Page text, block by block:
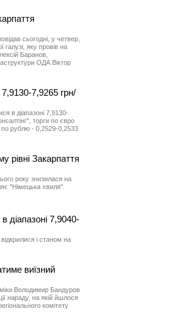
сьогодні, у четвер,
галузі, яку провів на
Баранов,
ОДА Віктор
7,9265 грн/
в діапазоні 7,9130-
торги по євро
по рублю - 0,2529-0,2533
рівні Закарпаття
року знизилася на
"Німецька хвиля".
діапазоні 7,9040-
і станом на
виїзний
Володимир Бандуров
нараду, на якій йшлося
комітету